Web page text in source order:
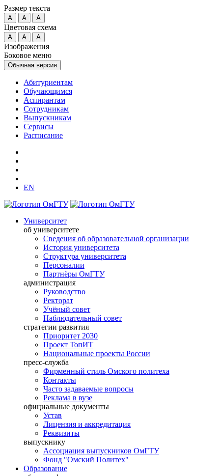
Размер текста
A A A
Цветовая схема
A A A
Изображения
Боковое меню
Обычная версия
Абитуриентам
Обучающимся
Аспирантам
Сотрудникам
Выпускникам
Сервисы
Расписание
EN
Университет
об университете
Сведения об образовательной организации
История университета
Структура университета
Персоналии
Партнёры ОмГТУ
администрация
Руководство
Ректорат
Учёный совет
Наблюдательный совет
стратегии развития
Приоритет 2030
Проект ТопИТ
Национальные проекты России
пресс-служба
Фирменный стиль Омского политеха
Контакты
Часто задаваемые вопросы
Реклама в вузе
официальные документы
Устав
Лицензия и аккредитация
Реквизиты
выпускнику
Ассоциация выпускников ОмГТУ
Фонд "Омский Политех"
Образование